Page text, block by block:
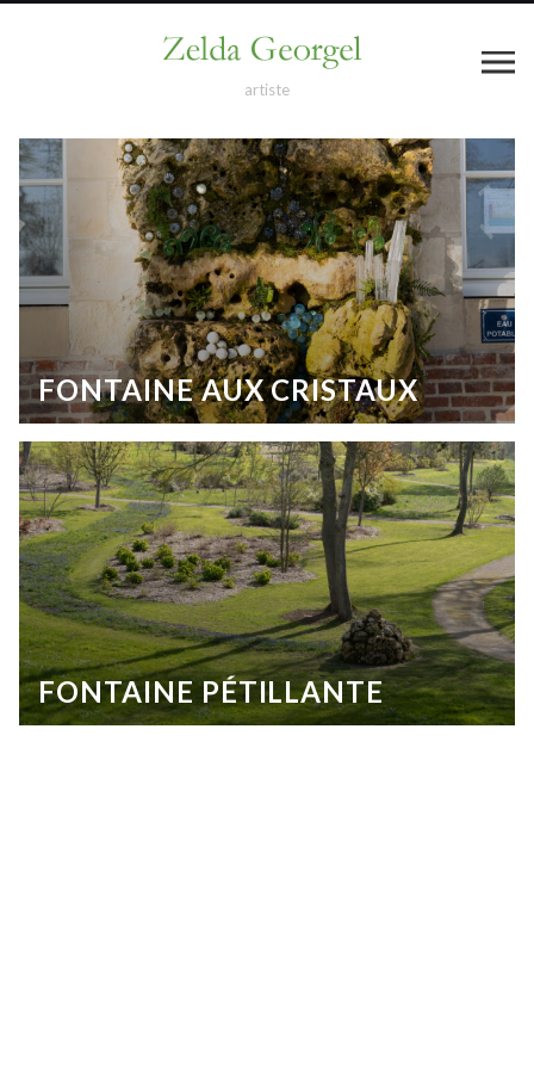
artiste
FONTAINE AUX CRISTAUX
FONTAINE PÉTILLANTE